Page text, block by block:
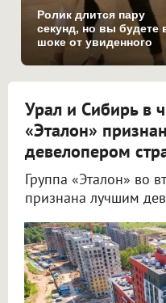
Ролик длится пару
секунд, но вы будете
шоке от увиденного
Урал и Сибирь в
«Эталон»
девелопером
Группа «Эталон» во
признана лучшим